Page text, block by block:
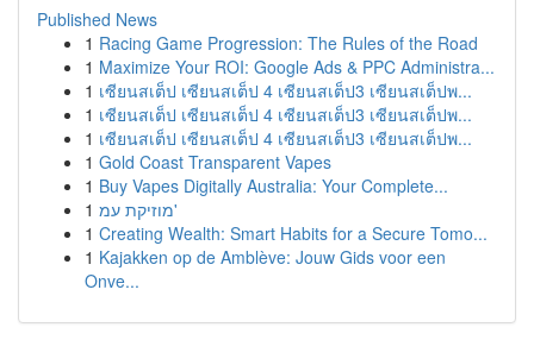
Published News
1 Racing Game Progression: The Rules of the Road
1 Maximize Your ROI: Google Ads & PPC Administra...
1 เซียนสเต็ป เซียนสเต็ป 4 เซียนสเต็ป3 เซียนสเต็ปพ...
1 เซียนสเต็ป เซียนสเต็ป 4 เซียนสเต็ป3 เซียนสเต็ปพ...
1 เซียนสเต็ป เซียนสเต็ป 4 เซียนสเต็ป3 เซียนสเต็ปพ...
1 Gold Coast Transparent Vapes
1 Buy Vapes Digitally Australia: Your Complete...
1
מוזיקת עמ'
1 Creating Wealth: Smart Habits for a Secure Tomo...
1 Kajakken op de Amblève: Jouw Gids voor een
Onve...